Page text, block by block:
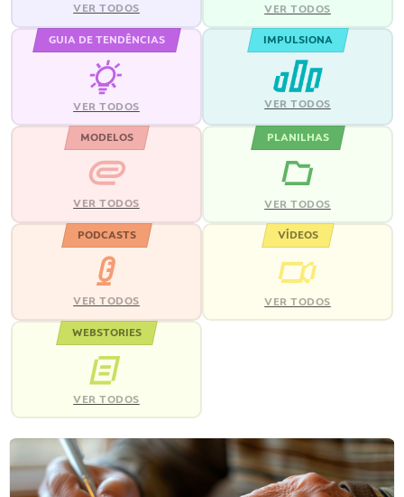
VER TODOS VER TODOS
GUIA DE TENDÊNCIAS
VER TODOS
IMPULSIONA
VER TODOS
MODELOS
VER TODOS
PLANILHAS
VER TODOS
PODCASTS
VER TODOS
VÍDEOS
VER TODOS
WEBSTORIES
VER TODOS